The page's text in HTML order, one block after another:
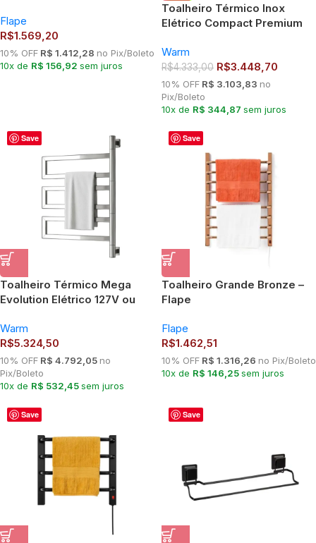
Flape
R$1.569,20
10% OFF R$ 1.412,28 no Pix/Boleto
10x de R$ 156,92 sem juros
Toalheiro Térmico Inox
Elétrico Compact Premium
Warm
Warm
R$4.333,00 R$3.448,70
10% OFF R$ 3.103,83 no
Pix/Boleto
10x de R$ 344,87 sem juros
Save
Toalheiro Térmico Mega
Evolution Elétrico 127V ou
com Giro 190°
Warm
R$5.324,50
10% OFF R$ 4.792,05 no
Pix/Boleto
10x de R$ 532,45sem juros
Save
Toalheiro Grande Bronze –
Flape
Flape
R$1.462,51
10% OFF R$ 1.316,26 no Pix/Boleto
10x de R$ 146,25sem juros
Save Save